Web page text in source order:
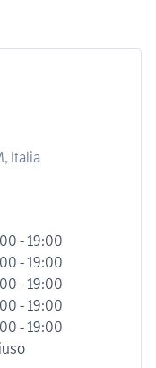
Italia
- 19:00
- 19:00
- 19:00
- 19:00
- 19:00